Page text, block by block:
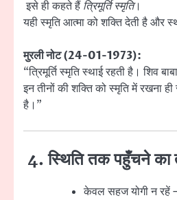
इसे ही कहते हैंत्रिमूर्ति स्मृति।
यही स्मृति आत्मा को शक्ति देती है और
मुरली नोट (24-01-1973):
“त्रिमूर्ति स्मृति स्थाई रहती है। शिव
इन तीनों की शक्ति को स्मृति में रखना ही
है।”
4. स्थिति तक पहुँचने का
केवल सहज योगी न रहें